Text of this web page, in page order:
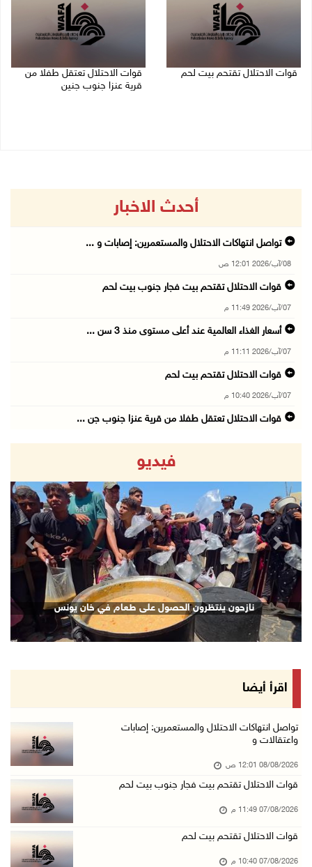
قوات الاحتلال تقتحم بيت لحم
قوات الاحتلال تعتقل طفلا من
قرية عنزا جنوب جنين
أحدث الاخبار
تواصل انتهاكات الاحتلال والمستعمرين: إصابات و ...
08/آب/2026 12:01 ص
قوات الاحتلال تقتحم بيت فجار جنوب بيت لحم
07/آب/2026 11:49 م
أسعار الغذاء العالمية عند أعلى مستوى منذ 3 سن ...
07/آب/2026 11:11 م
قوات الاحتلال تقتحم بيت لحم
07/آب/2026 10:40 م
قوات الاحتلال تعتقل طفلا من قرية عنزا جنوب جن ...
قوات الاحتلال تغلق مداخل يعبد جنوب غرب جنين
07/آب/2026 10:15 م
الاحتلال يعيق تنقل المواطنين ويقتحم بلدات شرق ...
07/آب/2026 08:52 م
إصابة مواطنين في اعتداء للمستعمرين في بيت دجن
07/آب/2026 08:48 م
نادي الأسير: تجديد أمرَ منع زيارات الأسرى إجر ...
07/آب/2026 08:24 م
مستعمرون يهاجمون قرية أبو نجيم ويصيبون مواطني ...
مستعمرون يهاجمون مساكن المواطنين في خربة الحم ...
بعد تجديد منع زيارات المعتقلين: أبو الحمص يدع ...
الرئاسة ترحب بإطلاق السعودية التحالف البحري ا ...
07/آب/2026 06:17 م
(محدث) نابلس: إصابة مواطن واعتقاله إثر هجوم ل ...
07/آب/2026 06:04 م
الرئاسة ترحب باتفاقية مكة للدفاع المشترك بين ...
فيديو
نازحون ينتظرون الحصول على طعام في خان يونس
Next
اقرأ أيضا
تواصل انتهاكات الاحتلال والمستعمرين: إصابات
واعتقالات و
08/08/2026 12:01 ص
قوات الاحتلال تقتحم بيت فجار جنوب بيت لحم
07/08/2026 11:49 م
قوات الاحتلال تقتحم بيت لحم
07/08/2026 10:40 م